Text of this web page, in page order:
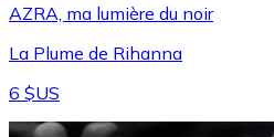
AZRA, ma lumière du noir
La Plume de Rihanna
6 $US